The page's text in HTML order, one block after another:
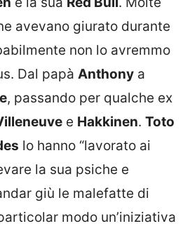
avevano giurato durante
non lo avremmo
Dal papà Anthony a
, passando per qualche ex
e Hakkinen. Toto
lo hanno “lavorato ai
la sua psiche e
giù le malefatte di
modo un’iniziativa